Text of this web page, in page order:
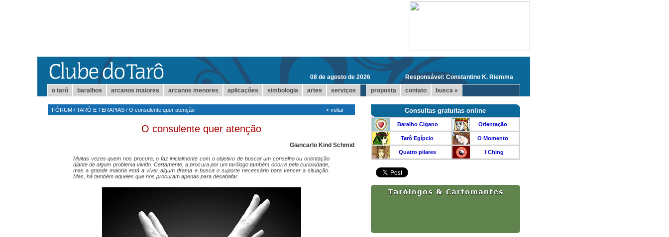
08 de agosto de 2026
Responsável: Constantino K. Riemma
o tarô
baralhos arcanos maiores arcanos menores aplicações simbologia artes serviços proposta contato busca »
FÓRUM / TARÔ E TERAPIAS / O consulente quer atenção < voltar
O consulente quer atenção
Giancarlo Kind Schmid
Muitas vezes quem nos procura, o faz inicialmente com o objetivo de buscar um conselho ou orientação
diante de algum problema vivido. Certamente, a procura por um tarólogo também ocorre pela curiosidade,
mas a grande maioria está a viver algum drama e busca o suporte necessário para vencer a situação.
Mas, há também aqueles que nos procuram apenas para desabafar.
Consultas gratuitas online
Baralho Cigano
Tarô Egípcio
Quatro pilares
Orientação
O Momento
I Ching